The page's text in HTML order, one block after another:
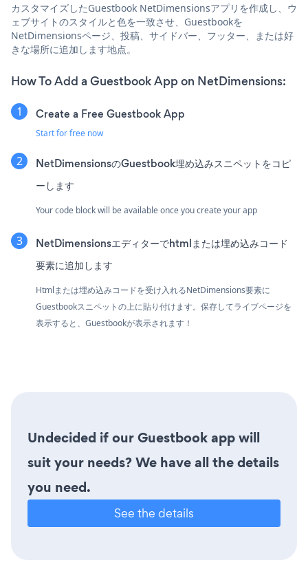
カスタマイズしたGuestbook NetDimensionsアプリを作成し、ウ
ェブサイトのスタイルと色を一致させ、Guestbookを
NetDimensionsページ、投稿、サイドバー、フッター、または好
きな場所に追加します地点。
How To Add a Guestbook App on NetDimensions:
Create a Free Guestbook App
Start for free now
NetDimensionsのGuestbook埋め込みスニペットをコピ
ーします
Your code block will be available once you create your app
NetDimensionsエディターでhtmlまたは埋め込みコード
要素に追加します
Htmlまたは埋め込みコードを受け入れるNetDimensions要素に
Guestbookスニペットの上に貼り付けます。保存してライブページを
表示すると、Guestbookが表示されます！
Undecided if our Guestbook app will
suit your needs? We have all the details
you need.
See the details